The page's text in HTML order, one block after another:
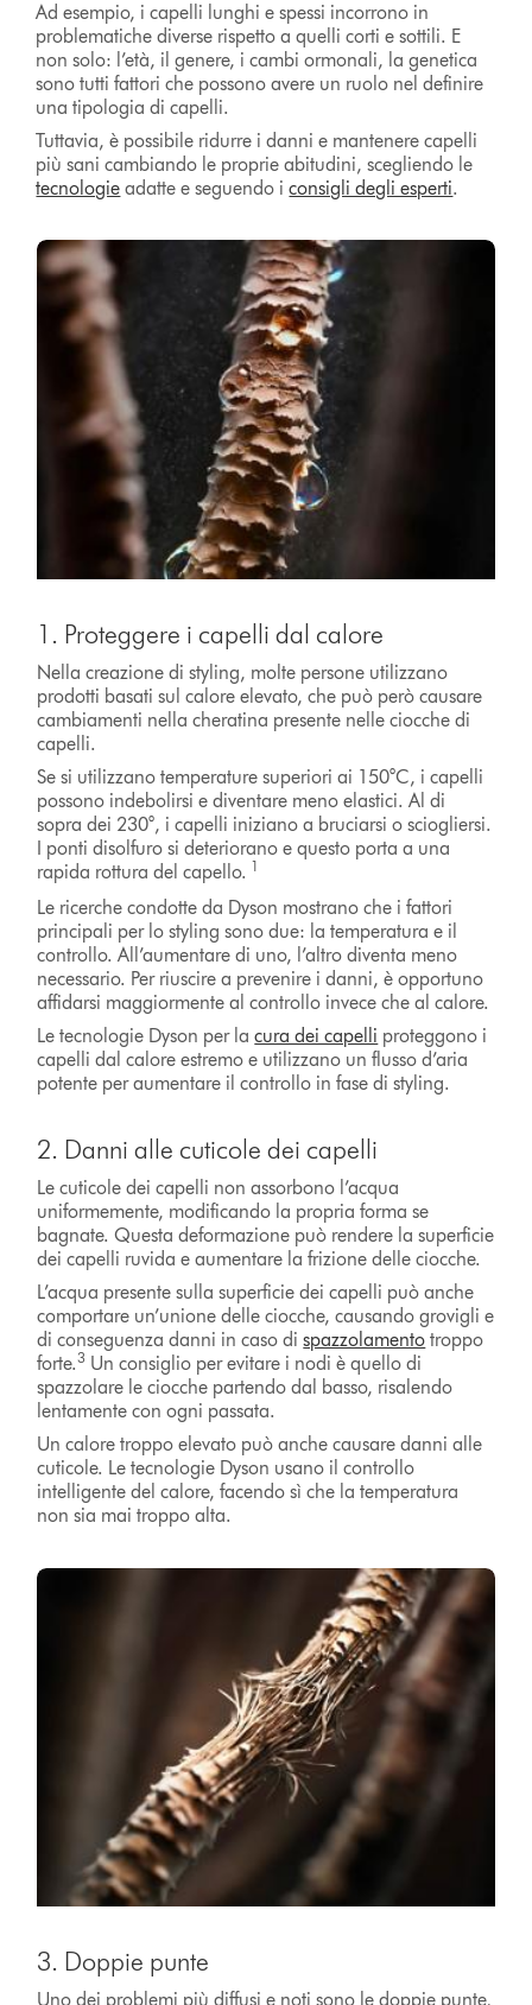
Ad esempio, i capelli lunghi e spessi incorrono in
problematiche diverse rispetto a quelli corti e sottili. E
non solo: l’età, il genere, i cambi ormonali, la genetica
sono tutti fattori che possono avere un ruolo nel definire
una tipologia di capelli.
Tuttavia, è possibile ridurre i danni e mantenere capelli
più sani cambiando le proprie abitudini, scegliendo le
tecnologie adatte e seguendo iconsigli degli esperti.
1. Proteggere i capelli dal calore
Nella creazione di styling, molte persone utilizzano
prodotti basati sul calore elevato, che può però causare
cambiamenti nella cheratina presente nelle ciocche di
capelli.
Se si utilizzano temperature superiori ai 150°C, i capelli
possono indebolirsi e diventare meno elastici. Al di
sopra dei 230°, i capelli iniziano a bruciarsi o sciogliersi.
I ponti disolfuro si deteriorano e questo porta a una
rapida rottura del capello. 1
Le ricerche condotte da Dyson mostrano che i fattori
principali per lo styling sono due: la temperatura e il
controllo. All’aumentare di uno, l’altro diventa meno
necessario. Per riuscire a prevenire i danni, è opportuno
affidarsi maggiormente al controllo invece che al calore.
Le tecnologie Dyson per lacura dei capelli proteggono i
capelli dal calore estremo e utilizzano un flusso d’aria
potente per aumentare il controllo in fase di styling.
2. Danni alle cuticole dei capelli
Le cuticole dei capelli non assorbono l’acqua
uniformemente, modificando la propria forma se
bagnate. Questa deformazione può rendere la superficie
dei capelli ruvida e aumentare la frizione delle ciocche.
L’acqua presente sulla superficie dei capelli può anche
comportare un’unione delle ciocche, causando grovigli e
di conseguenza danni in caso dispazzolamento troppo
forte.3 Un consiglio per evitare i nodi è quello di
spazzolare le ciocche partendo dal basso, risalendo
lentamente con ogni passata.
Un calore troppo elevato può anche causare danni alle
cuticole. Le tecnologie Dyson usano il controllo
intelligente del calore, facendo sì che la temperatura
non sia mai troppo alta.
3. Doppie punte
Uno dei problemi più diffusi e noti sono le doppie punte,